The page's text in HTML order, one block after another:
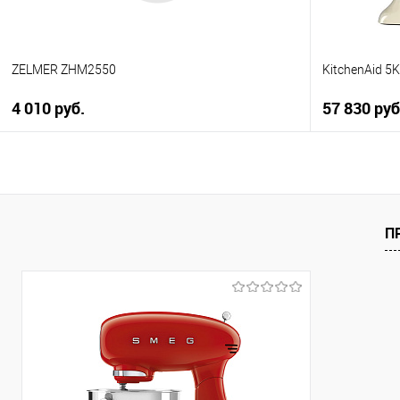
ZELMER ZHM2550
4 010 руб.
В наличии
KitchenAid
57 830
К
В